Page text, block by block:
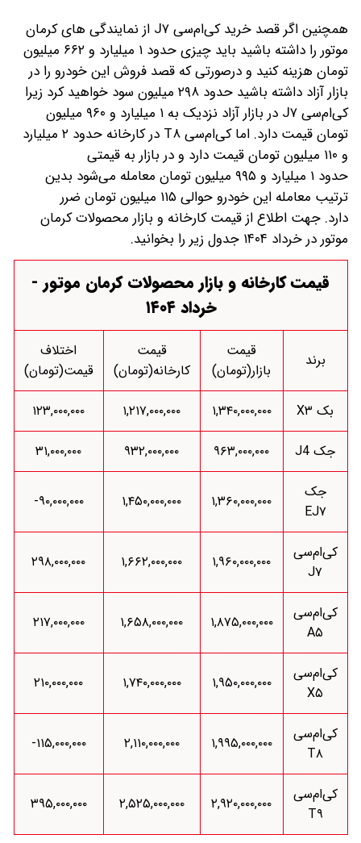
همچنین اگر قصد خرید کی‌ام‌سی J۷ از نمایندگی های کرمان
موتور را داشته باشید باید چیزی حدود ۱ میلیارد و ۶۶۲ میلیون
تومان هزینه کنید و درصورتی که قصد فروش این خودرو را در
بازار آزاد داشته باشید حدود ۲۹۸ میلیون سود خواهید کرد زیرا
کی‌ام‌سی J۷ در بازار آزاد نزدیک به ۱ میلیارد و ۹۶۰ میلیون
تومان قیمت دارد. اما کی‌ام‌سی T۸ در کارخانه حدود ۲ میلیارد
و ۱۱۰ میلیون تومان قیمت دارد و در بازار به قیمتی
حدود ۱ میلیارد و ۹۹۵ میلیون تومان معامله می‌شود بدین
ترتیب معامله این خودرو حوالی ۱۱۵ میلیون تومان ضرر
دارد. جهت اطلاع از قیمت کارخانه و بازار محصولات کرمان
موتور در خرداد ۱۴۰۴ جدول زیر را بخوانید.
قیمت کارخانه و بازار محصولات کرمان موتور -
خرداد ۱۴۰۴
برند
قیمت
بازار(تومان)
قیمت
کارخانه(تومان)
اختلاف
قیمت(تومان)
بک X۳
۱,۳۴۰,۰۰۰,۰۰۰ ۱,۲۱۷,۰۰۰,۰۰۰
۱۲۳,۰۰۰,۰۰۰
جک J4
۹۶۳,۰۰۰,۰۰۰ ۹۳۲,۰۰۰,۰۰۰
۳۱,۰۰۰,۰۰۰
جک
EJ۷
۱,۳۶۰,۰۰۰,۰۰۰ ۱,۴۵۰,۰۰۰,۰۰۰ ۹۰,۰۰۰,۰۰۰-
کی‌ام‌سی
J۷
۱,۹۶۰,۰۰۰,۰۰۰ ۱,۶۶۲,۰۰۰,۰۰۰ ۲۹۸,۰۰۰,۰۰۰
کی‌ام‌سی
A۵
۱,۸۷۵,۰۰۰,۰۰۰ ۱,۶۵۸,۰۰۰,۰۰۰ ۲۱۷,۰۰۰,۰۰۰
کی‌ام‌سی
X۵
۱,۹۵۰,۰۰۰,۰۰۰ ۱,۷۴۰,۰۰۰,۰۰۰ ۲۱۰,۰۰۰,۰۰۰
کی‌ام‌سی
T۸
۱,۹۹۵,۰۰۰,۰۰۰ ۲,۱۱۰,۰۰۰,۰۰۰ ۱۱۵,۰۰۰,۰۰۰-
کی‌ام‌سی
T۹
۲,۹۲۰,۰۰۰,۰۰۰ ۲,۵۲۵,۰۰۰,۰۰۰ ۳۹۵,۰۰۰,۰۰۰